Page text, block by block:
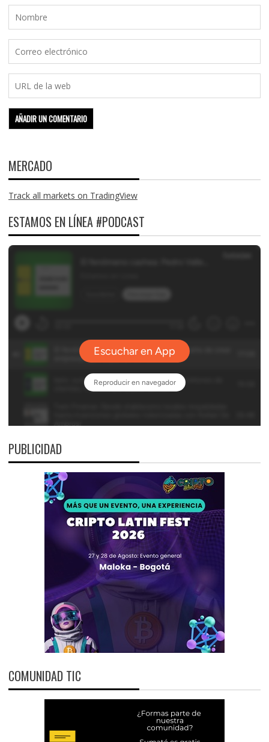
MERCADO
Track all markets on TradingView
ESTAMOS EN LÍNEA #PODCAST
PUBLICIDAD
COMUNIDAD TIC